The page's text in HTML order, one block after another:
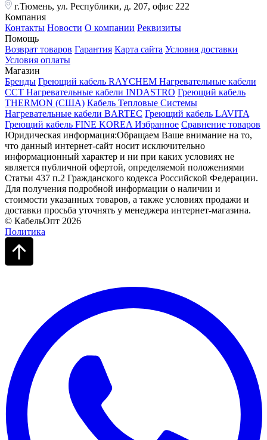
г.Тюмень, ул. Республики, д. 207, офис 222
Компания
Контакты Новости О компании Реквизиты
Помощь
Возврат товаров Гарантия Карта сайта Условия доставки
Условия оплаты
Магазин
Бренды Греющий кабель RAYCHEM Нагревательные кабели
ССТ Нагревательные кабели INDASTRO Греющий кабель
THERMON (США) Кабель Тепловые Системы
Нагревательные кабели BARTEC Греющий кабель LAVITA
Греющий кабель FINE KOREA Избранное Сравнение товаров
Юридическая информация:Обращаем Ваше внимание на то,
что данный интернет-сайт носит исключительно
информационный характер и ни при каких условиях не
является публичной офертой, определяемой положениями
Статьи 437 п.2 Гражданского кодекса Российской Федерации.
Для получения подробной информации о наличии и
стоимости указанных товаров, а также условиях продажи и
доставки просьба уточнять у менеджера интернет-магазина.
© КабельОпт 2026
Политика